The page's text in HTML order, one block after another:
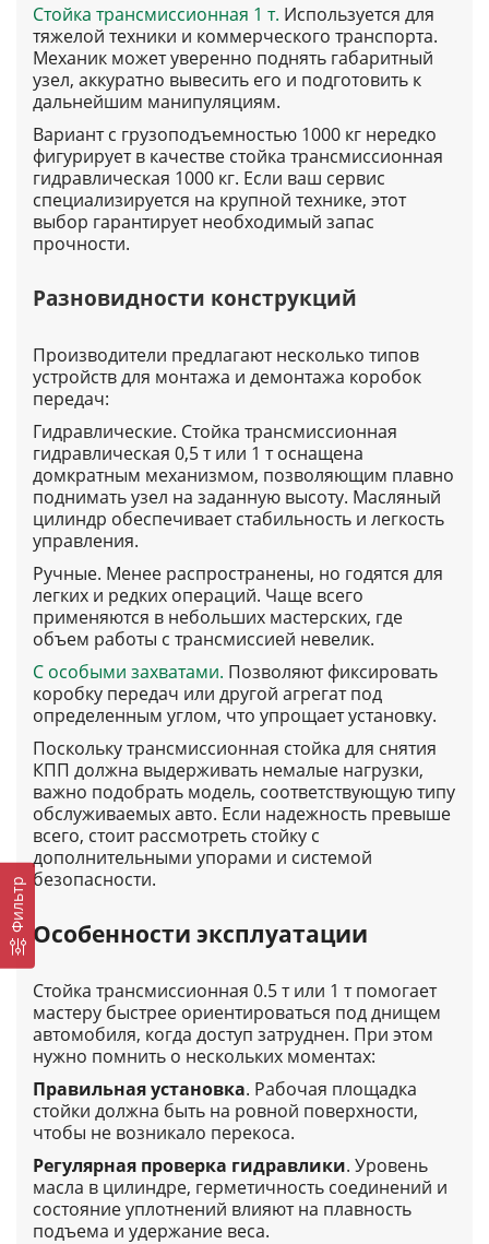
Фильтр
Стойка трансмиссионная 1 т. Используется для
тяжелой техники и коммерческого транспорта.
Механик может уверенно поднять габаритный
узел, аккуратно вывесить его и подготовить к
дальнейшим манипуляциям.
Вариант с грузоподъемностью 1000 кг нередко
фигурирует в качестве стойка трансмиссионная
гидравлическая 1000 кг. Если ваш сервис
специализируется на крупной технике, этот
выбор гарантирует необходимый запас
прочности.
Разновидности конструкций
Производители предлагают несколько типов
устройств для монтажа и демонтажа коробок
передач:
Гидравлические. Стойка трансмиссионная
гидравлическая 0,5 т или 1 т оснащена
домкратным механизмом, позволяющим плавно
поднимать узел на заданную высоту. Масляный
цилиндр обеспечивает стабильность и легкость
управления.
Ручные. Менее распространены, но годятся для
легких и редких операций. Чаще всего
применяются в небольших мастерских, где
объем работы с трансмиссией невелик.
С особыми захватами. Позволяют фиксировать
коробку передач или другой агрегат под
определенным углом, что упрощает установку.
Поскольку трансмиссионная стойка для снятия
КПП должна выдерживать немалые нагрузки,
важно подобрать модель, соответствующую типу
обслуживаемых авто. Если надежность превыше
всего, стоит рассмотреть стойку с
дополнительными упорами и системой
безопасности.
Особенности эксплуатации
Стойка трансмиссионная 0.5 т или 1 т помогает
мастеру быстрее ориентироваться под днищем
автомобиля, когда доступ затруднен. При этом
нужно помнить о нескольких моментах:
Правильная установка. Рабочая площадка
стойки должна быть на ровной поверхности,
чтобы не возникало перекоса.
Регулярная проверка гидравлики. Уровень
масла в цилиндре, герметичность соединений и
состояние уплотнений влияют на плавность
подъема и удержание веса.